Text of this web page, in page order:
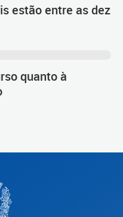
estão entre as dez
quanto à